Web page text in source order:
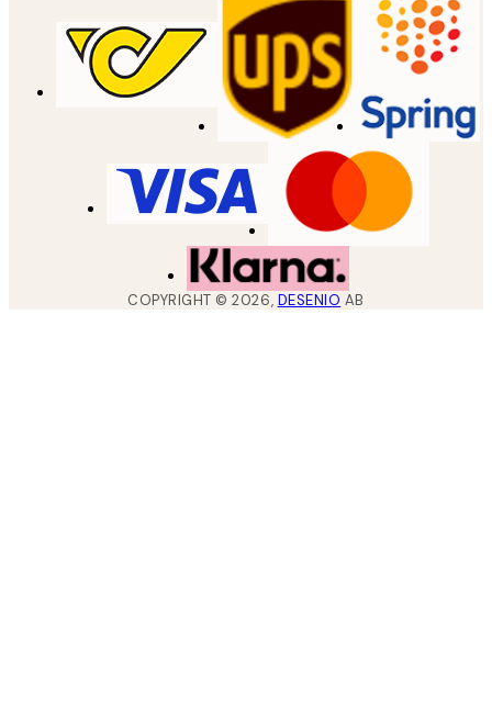
COPYRIGHT ©2026, DESENIO AB